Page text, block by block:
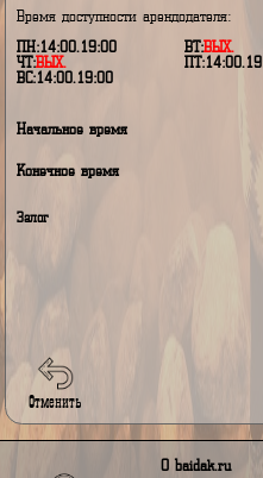
Внимание!
* - не допускается в один и тот
день сдавать и принимать
плавсредство в прокат, а так же
Время доступности арендодателя:
ПН:14:00.19:00
ВС:14:00.19:00
Залог